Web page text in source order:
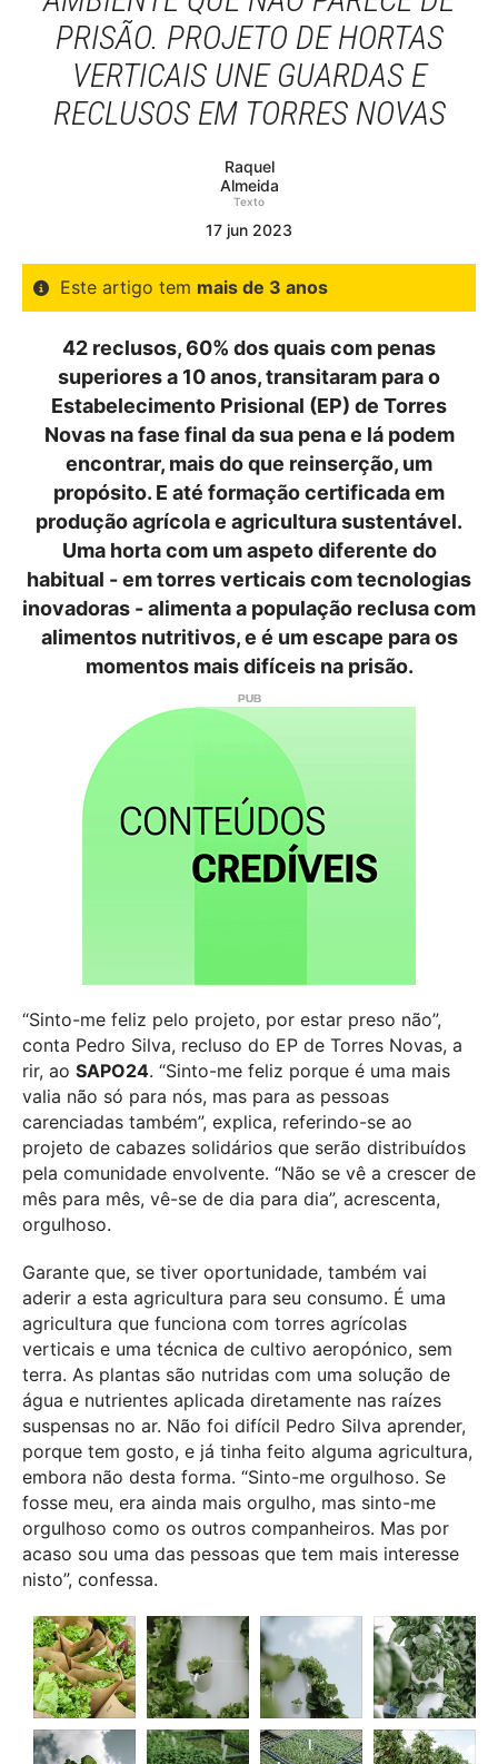
PRISÃO. PROJETO DE HORTAS
VERTICAIS UNE GUARDAS E
RECLUSOS EM TORRES NOVAS
Raquel
Almeida
Texto
17 jun 2023
Este artigo tem mais de 3 anos
42 reclusos, 60% dos quais com penas
superiores a 10 anos, transitaram para o
Estabelecimento Prisional (EP) de Torres
Novas na fase final da sua pena e lá podem
encontrar, mais do que reinserção, um
propósito. E até formação certificada em
produção agrícola e agricultura sustentável.
Uma horta com um aspeto diferente do
habitual - em torres verticais com tecnologias
inovadoras - alimenta a população reclusa com
alimentos nutritivos, e é um escape para os
momentos mais difíceis na prisão.
“Sinto-me feliz pelo projeto, por estar preso não”,
conta Pedro Silva, recluso do EP de Torres Novas, a
rir, ao SAPO24. “Sinto-me feliz porque é uma mais
valia não só para nós, mas para as pessoas
carenciadas também”, explica, referindo-se ao
projeto de cabazes solidários que serão distribuídos
pela comunidade envolvente. “Não se vê a crescer de
mês para mês, vê-se de dia para dia”, acrescenta,
orgulhoso.
Garante que, se tiver oportunidade, também vai
aderir a esta agricultura para seu consumo. É uma
agricultura que funciona com torres agrícolas
verticais e uma técnica de cultivo aeropónico, sem
terra. As plantas são nutridas com uma solução de
água e nutrientes aplicada diretamente nas raízes
suspensas no ar. Não foi difícil Pedro Silva aprender,
porque tem gosto, e já tinha feito alguma agricultura,
embora não desta forma. “Sinto-me orgulhoso. Se
fosse meu, era ainda mais orgulho, mas sinto-me
orgulhoso como os outros companheiros. Mas por
acaso sou uma das pessoas que tem mais interesse
nisto”, confessa.